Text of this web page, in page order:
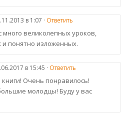
в 1:07 · Ответить
много великолепных уроков,
понятно изложенных.
в 15:45 · Ответить
Очень понравилось!
молодцы! Буду у вас